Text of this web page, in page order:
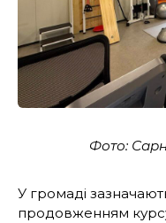
Фото:
У громаді
продовженням